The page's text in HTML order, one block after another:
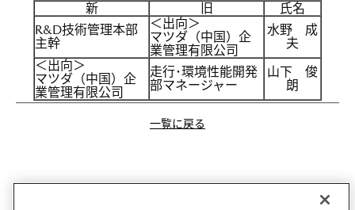
新
旧
氏名
R&D技術管理本部
主幹
＜出向＞
マツダ（中国）企
業管理有限公司
水野 成
夫
＜出向＞
マツダ（中国）企
業管理有限公司
走行･環境性能開発
部マネージャー
山下 俊
朗
一覧に戻る